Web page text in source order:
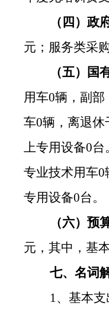
（四）政
元；服务类采
（五）国
用车0辆，副
车0辆，离退
上专用设备0
专业技术用车
专用设备0台。
（六）预
元，其中，基
七、名词
1、基本